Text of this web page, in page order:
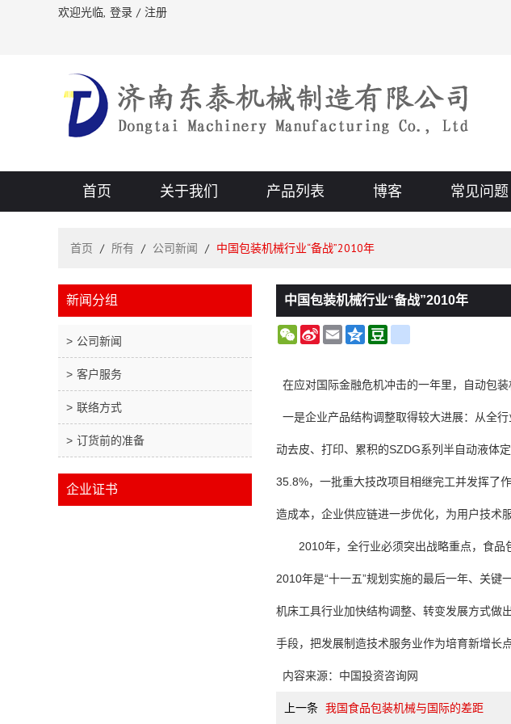
欢迎光临, 登录 / 注册
首页 关于我们 产品列表 博客 常见问题
首页 / 所有 / 公司新闻 / 中国包装机械行业“备战”2010年
新闻分组
公司新闻
客户服务
联络方式
订货前的准备
企业证书
中国包装机械行业“备战”2010年
WeChat
Sina
Weibo
Email Qzone
在应对国际金融危机冲击的一年里，自动包装
一是企业产品结构调整取得较大进展：从全
动去皮、打印、累积的SZDG系列半自动液体
35.8%，一批重大技改项目相继完工并发挥了
造成本，企业供应链进一步优化，为用户技术
2010年，全行业必须突出战略重点，食品
2010年是“十一五”规划实施的最后一年、关
机床工具行业加快结构调整、转变发展方式做
手段，把发展制造技术服务业作为培育新增长
内容来源：中国投资咨询网
上一条 我国食品包装机械与国际的差距